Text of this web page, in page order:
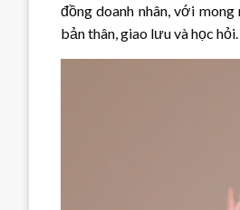
đồng doanh nhân, với
bản thân, giao lưu và học hỏi.